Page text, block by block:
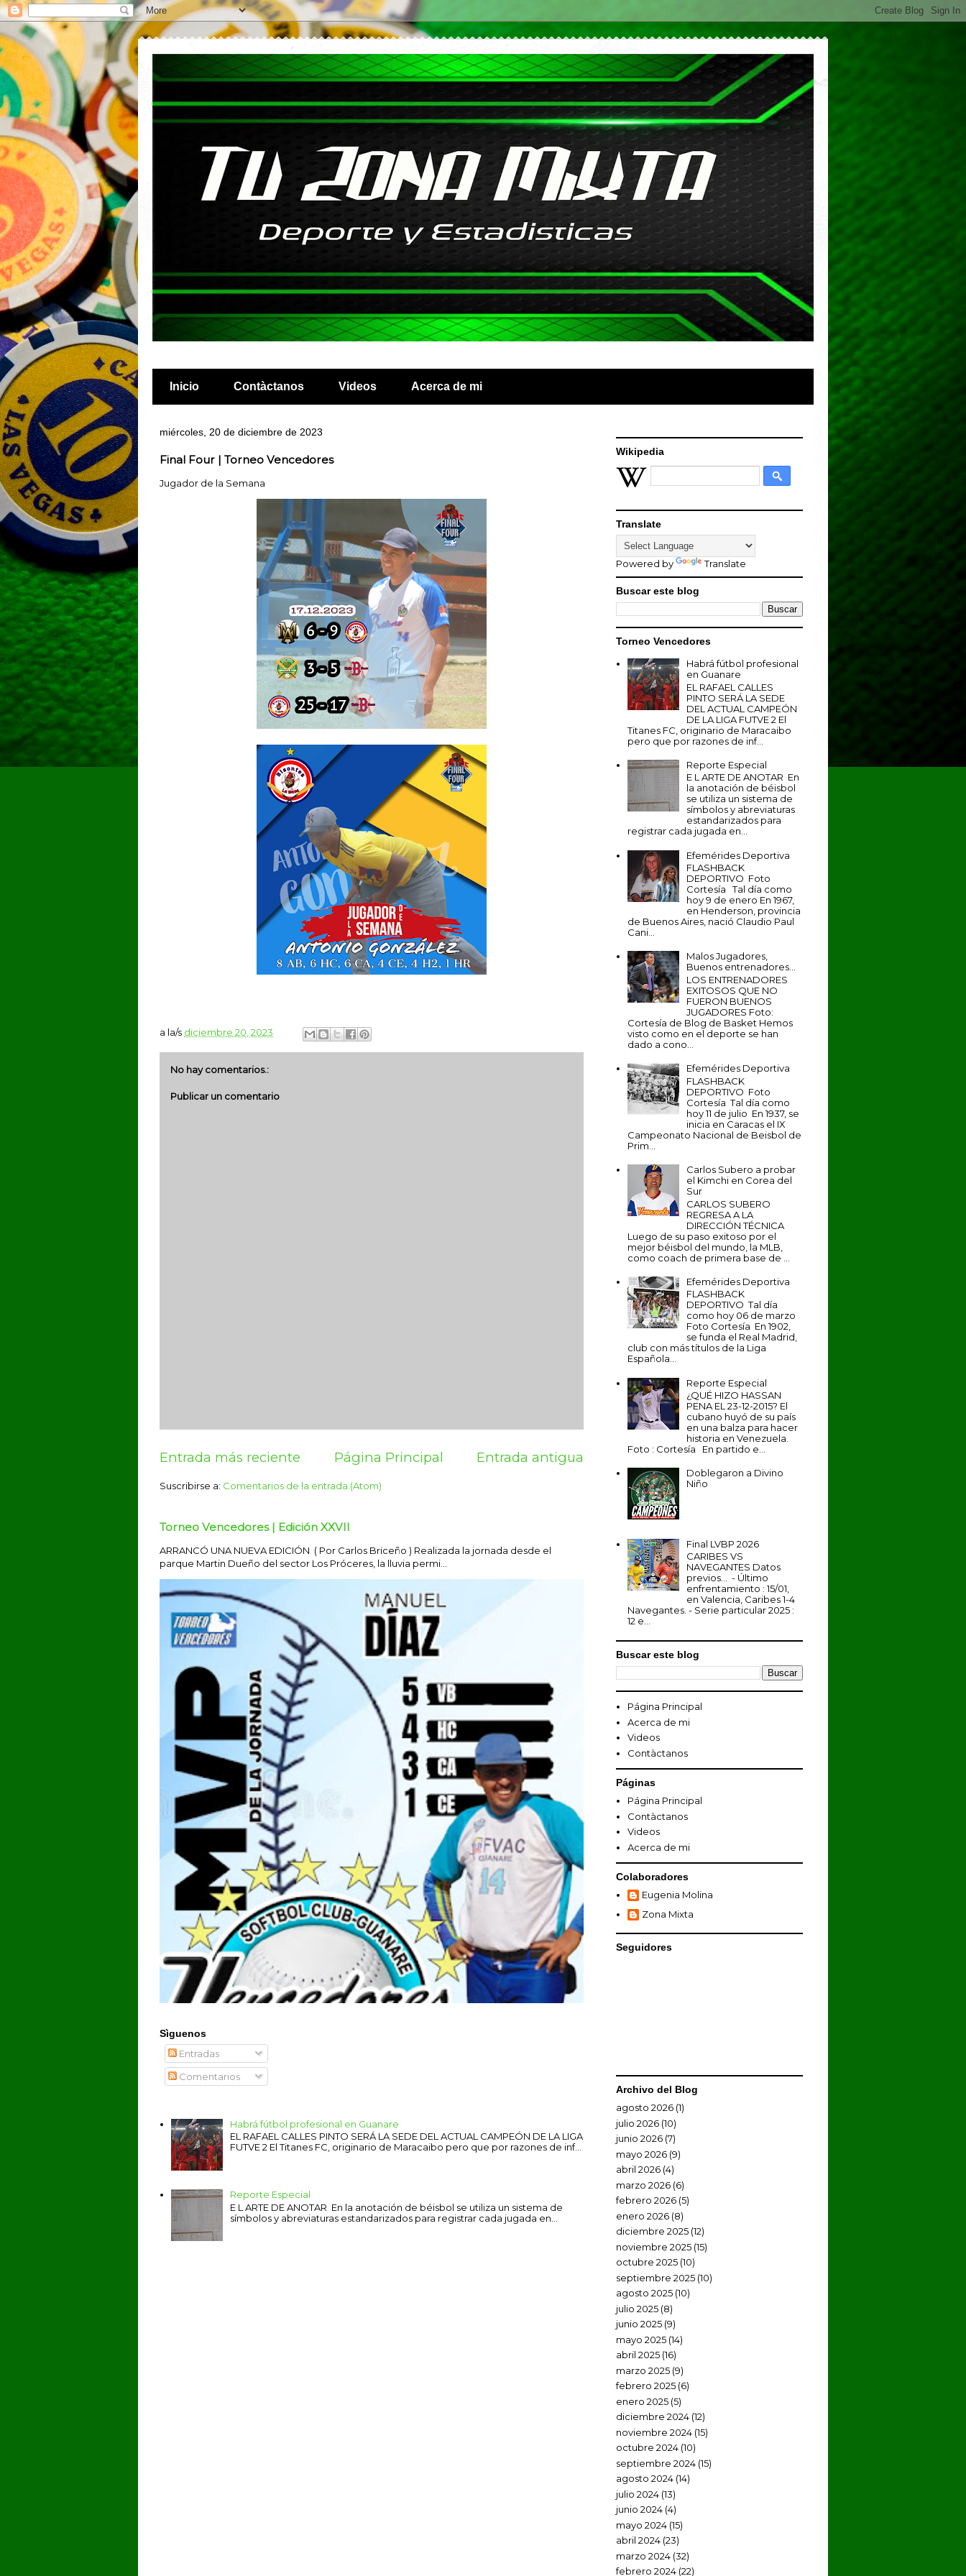
Inicio Contàctanos Videos Acerca de mi
miércoles, 20 de diciembre de 2023
Final Four | Torneo Vencedores
Jugador de la Semana
a la/s diciembre 20, 2023
No hay comentarios.:
Publicar un comentario
Entrada más reciente Entrada antigua
Página Principal
Suscribirse a: Comentarios de la entrada (Atom)
Torneo Vencedores | Edición XXVII
ARRANCÓ UNA NUEVA EDICIÓN ( Por Carlos Briceño ) Realizada la jornada desde el
parque Martin Dueño del sector Los Próceres, la lluvia permi...
Sìguenos
Entradas
Comentarios
Habrá fútbol profesional en Guanare
EL RAFAEL CALLES PINTO SERÁ LA SEDE DEL ACTUAL CAMPEÓN DE LA LIGA
FUTVE 2 El Titanes FC, originario de Maracaibo pero que por razones de inf...
Reporte Especial
E L ARTE DE ANOTAR En la anotación de béisbol se utiliza un sistema de
símbolos y abreviaturas estandarizados para registrar cada jugada en...
Wikipedia
Translate
Powered by Translate
Buscar este blog
Torneo Vencedores
Habrá fútbol profesional
en Guanare
EL RAFAEL CALLES
PINTO SERÁ LA SEDE
DEL ACTUAL CAMPEÓN
DE LA LIGA FUTVE 2 El
Titanes FC, originario de Maracaibo
pero que por razones de inf...
Reporte Especial
E L ARTE DE ANOTAR En
la anotación de béisbol
se utiliza un sistema de
símbolos y abreviaturas
estandarizados para
registrar cada jugada en...
Efemérides Deportiva
FLASHBACK
DEPORTIVO Foto
Cortesía Tal día como
hoy 9 de enero En 1967,
en Henderson, provincia
de Buenos Aires, nació Claudio Paul
Cani...
Malos Jugadores,
Buenos entrenadores...
LOS ENTRENADORES
EXITOSOS QUE NO
FUERON BUENOS
JUGADORES Foto:
Cortesía de Blog de Basket Hemos
visto como en el deporte se han
dado a cono...
Efemérides Deportiva
FLASHBACK
DEPORTIVO Foto
Cortesía Tal día como
hoy 11 de julio En 1937, se
inicia en Caracas el IX
Campeonato Nacional de Beisbol de
Prim...
Carlos Subero a probar
el Kimchi en Corea del
Sur
CARLOS SUBERO
REGRESA A LA
DIRECCIÓN TÉCNICA
Luego de su paso exitoso por el
mejor béisbol del mundo, la MLB,
como coach de primera base de ...
Efemérides Deportiva
FLASHBACK
DEPORTIVO Tal día
como hoy 06 de marzo
Foto Cortesía En 1902,
se funda el Real Madrid,
club con más títulos de la Liga
Española...
Reporte Especial
¿QUÉ HIZO HASSAN
PENA EL 23-12-2015? El
cubano huyó de su país
en una balza para hacer
historia en Venezuela.
Foto : Cortesía En partido e...
Doblegaron a Divino
Niño
Final LVBP 2026
CARIBES VS
NAVEGANTES Datos
previos... - Último
enfrentamiento : 15/01,
en Valencia, Caribes 1-4
Navegantes. - Serie particular 2025 :
12 e...
Buscar este blog
Página Principal
Acerca de mi
Videos
Contàctanos
Páginas
Página Principal
Contàctanos
Videos
Acerca de mi
Colaboradores
Eugenia Molina
Zona Mixta
Seguidores
Archivo del Blog
agosto 2026 (1)
julio 2026 (10)
junio 2026 (7)
mayo 2026 (9)
abril 2026 (4)
marzo 2026 (6)
febrero 2026 (5)
enero 2026 (8)
diciembre 2025 (12)
noviembre 2025 (15)
octubre 2025 (10)
septiembre 2025 (10)
agosto 2025 (10)
julio 2025 (8)
junio 2025 (9)
mayo 2025 (14)
abril 2025 (16)
marzo 2025 (9)
febrero 2025 (6)
enero 2025 (5)
diciembre 2024 (12)
noviembre 2024 (15)
octubre 2024 (10)
septiembre 2024 (15)
agosto 2024 (14)
julio 2024 (13)
junio 2024 (4)
mayo 2024 (15)
abril 2024 (23)
marzo 2024 (32)
febrero 2024 (22)